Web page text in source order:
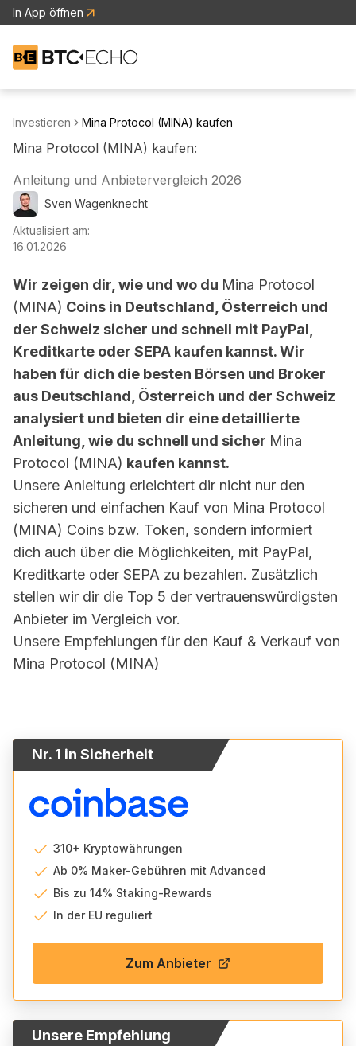
In App öffnen
Zur BTC-ECHO Startseite
Investieren Mina Protocol (MINA) kaufen
Mina Protocol (MINA) kaufen:
Anleitung und Anbietervergleich 2026
Sven Wagenknecht
Aktualisiert am:
16.01.2026
Wir zeigen dir, wie und wo du Mina Protocol
(MINA) Coins in Deutschland, Österreich und
der Schweiz sicher und schnell mit PayPal,
Kreditkarte oder SEPA kaufen kannst. Wir
haben für dich die besten Börsen und Broker
aus Deutschland, Österreich und der Schweiz
analysiert und bieten dir eine detaillierte
Anleitung, wie du schnell und sicher Mina
Protocol (MINA) kaufen kannst.
Unsere Anleitung erleichtert dir nicht nur den
sicheren und einfachen Kauf von Mina Protocol
(MINA) Coins bzw. Token, sondern informiert
dich auch über die Möglichkeiten, mit PayPal,
Kreditkarte oder SEPA zu bezahlen. Zusätzlich
stellen wir dir die Top 5 der vertrauenswürdigsten
Anbieter im Vergleich vor.
Unsere Empfehlungen für den Kauf & Verkauf von
Mina Protocol (MINA)
Nr. 1 in Sicherheit
310+ Kryptowährungen
Ab 0% Maker-Gebühren mit Advanced
Bis zu 14% Staking-Rewards
In der EU reguliert
Zum Anbieter
Unsere Empfehlung